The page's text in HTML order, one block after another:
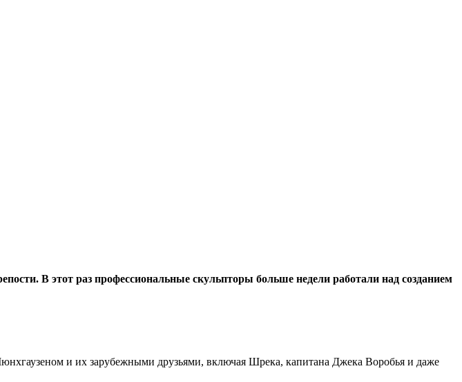
В этот раз профессиональные скульпторы больше недели работали над созданием
и их зарубежными друзьями, включая Шрека, капитана Джека Воробья и даже